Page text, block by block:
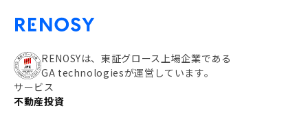
RENOSYは、東証グロース上場企業である
GA technologiesが運営しています。
サービス
不動産投資